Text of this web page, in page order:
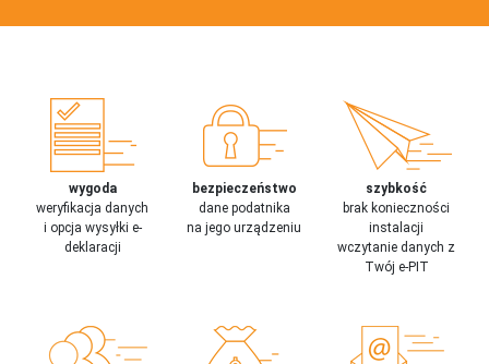
wygoda
weryfikacja danych
i opcja wysyłki e-
deklaracji
bezpieczeństwo
dane podatnika
na jego urządzeniu
szybkość
brak konieczności
instalacji
wczytanie danych z
Twój e-PIT